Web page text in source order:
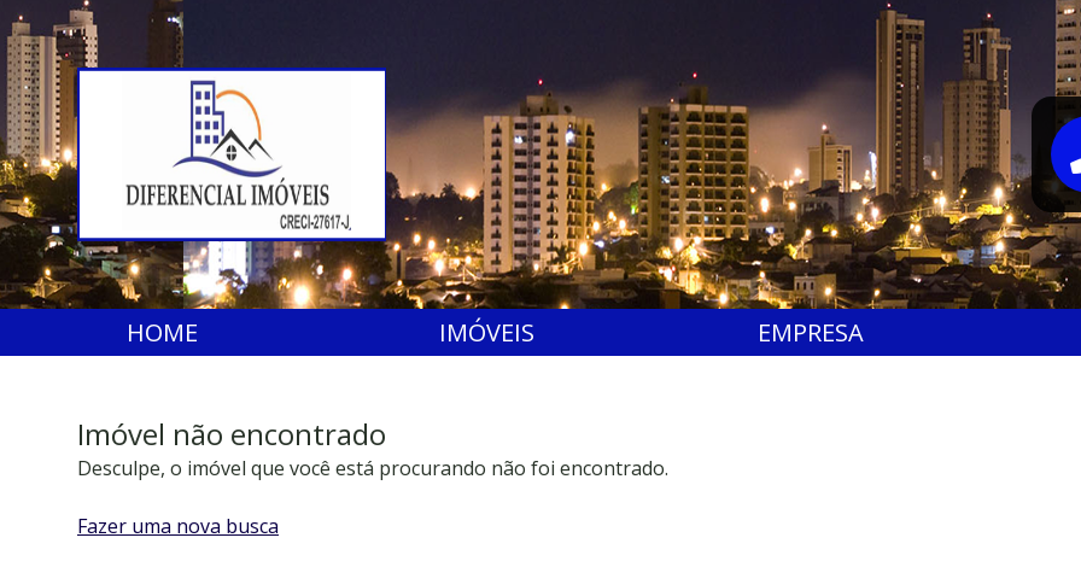
HOME IMÓVEIS EMPRESA
Imóvel não encontrado
Desculpe, o imóvel que você está procurando não foi encontrado.
Fazer uma nova busca